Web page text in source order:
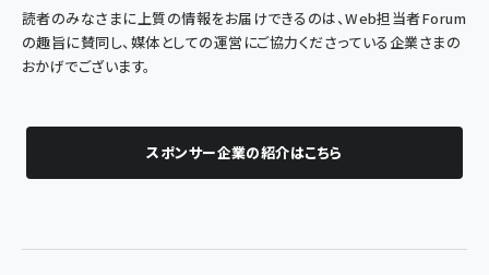
読者のみなさまに上質の情報をお届けできるのは、Web担当者Forum
の趣旨に賛同し、媒体としての運営にご協力くださっている企業さまの
おかげでございます。
スポンサー企業の紹介はこちら